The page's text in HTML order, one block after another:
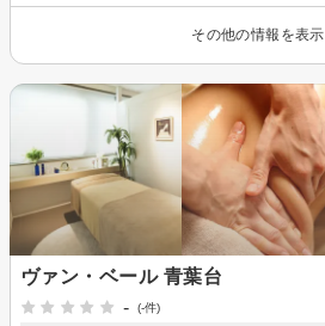
その他の情報を表示
ヴァン・ベール 青葉台
-
(-件)